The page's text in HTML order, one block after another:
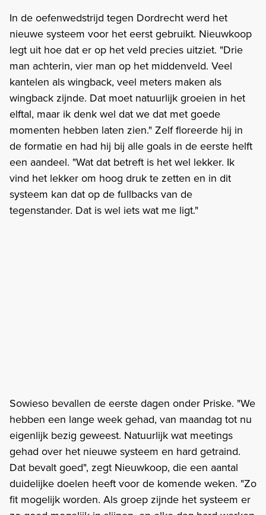
In de oefenwedstrijd tegen Dordrecht werd het
nieuwe systeem voor het eerst gebruikt. Nieuwkoop
legt uit hoe dat er op het veld precies uitziet. "Drie
man achterin, vier man op het middenveld. Veel
kantelen als wingback, veel meters maken als
wingback zijnde. Dat moet natuurlijk groeien in het
elftal, maar ik denk wel dat we dat met goede
momenten hebben laten zien." Zelf floreerde hij in
de formatie en had hij bij alle goals in de eerste helft
een aandeel. "Wat dat betreft is het wel lekker. Ik
vind het lekker om hoog druk te zetten en in dit
systeem kan dat op de fullbacks van de
tegenstander. Dat is wel iets wat me ligt."
Sowieso bevallen de eerste dagen onder Priske. "We
hebben een lange week gehad, van maandag tot nu
eigenlijk bezig geweest. Natuurlijk wat meetings
gehad over het nieuwe systeem en hard getraind.
Dat bevalt goed", zegt Nieuwkoop, die een aantal
duidelijke doelen heeft voor de komende weken. "Zo
fit mogelijk worden. Als groep zijnde het systeem er